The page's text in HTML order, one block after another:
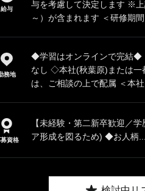
給与
与を考慮して決定します ※
～）が含まれます ＜研修期
務地
◆学習はオンラインで完結◆
なし ◇本社(秋葉原)または一
は、ご相談の上で配属 ＜本
資格
【未経験・第二新卒歓迎／
ア形成を図るため) ◆お人柄...